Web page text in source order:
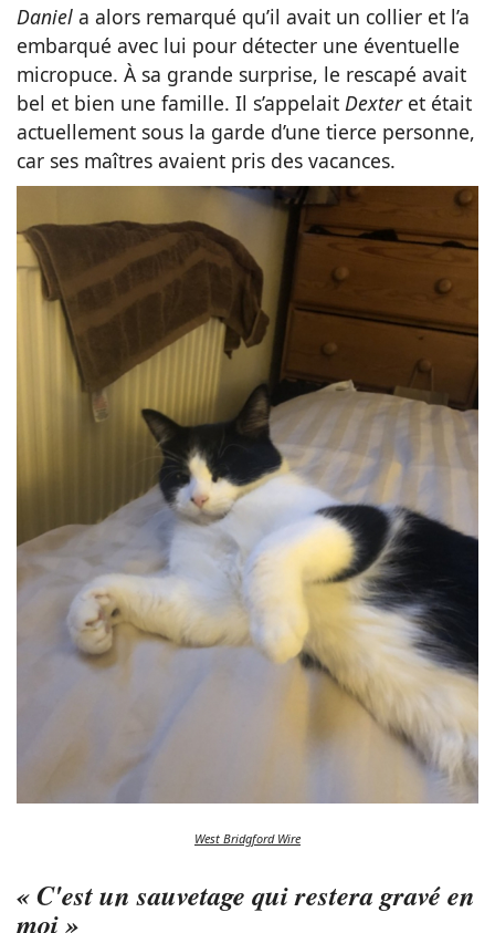
Daniel a alors remarqué qu’il avait un collier et l’a
embarqué avec lui pour détecter une éventuelle
micropuce. À sa grande surprise, le rescapé avait
bel et bien une famille. Il s’appelait Dexter et était
actuellement sous la garde d’une tierce personne,
car ses maîtres avaient pris des vacances.
West Bridgford Wire
« C'est un sauvetage qui restera gravé en
moi »